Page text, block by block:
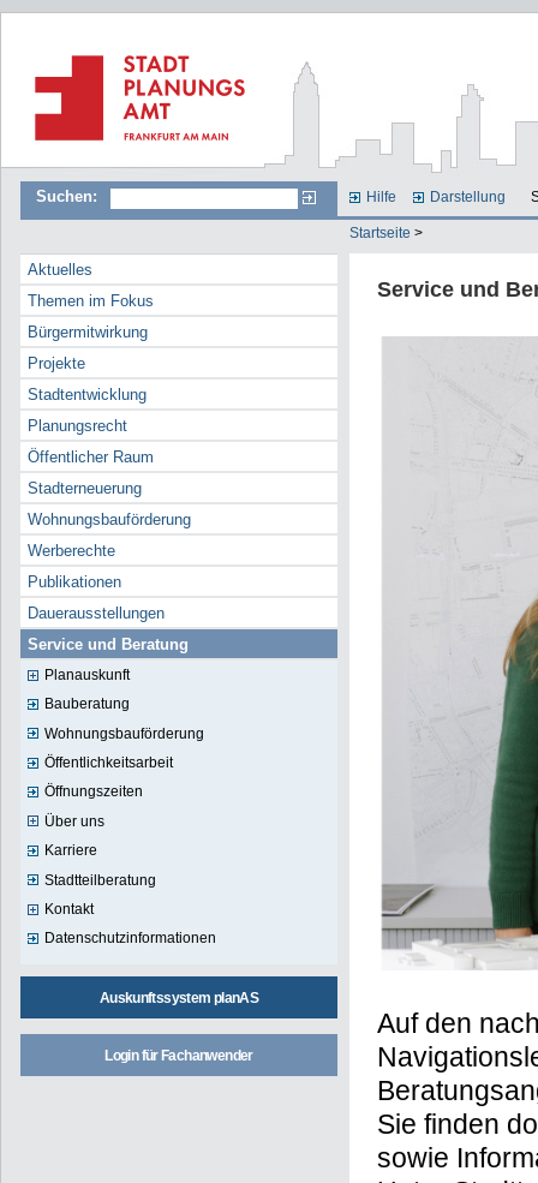
Suchen: Hilfe Darstellung
Startseite >
Aktuelles
Themen im Fokus
Bürgermitwirkung
Projekte
Stadtentwicklung
Planungsrecht
Öffentlicher Raum
Stadterneuerung
Wohnungsbauförderung
Werberechte
Publikationen
Dauerausstellungen
Service und Beratung
Planauskunft
Bauberatung
Wohnungsbauförderung
Öffentlichkeitsarbeit
Öffnungszeiten
Über uns
Karriere
Stadtteilberatung
Kontakt
Datenschutzinformationen
Auskunftssystem planAS
Login für Fachanwender
Service und
Auf den
Sie finden
sowie